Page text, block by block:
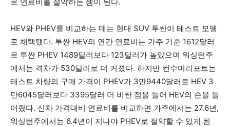
HEV와 PHEV를 비교하는 데는 현대 SUV 투싼이 테스트 모델
로 채택됐다. 투싼 HEV의 연간 연료비는 가주 기준 1612달러
로 투싼 PHEV 1489달러보다 123달러가 높았으며 워싱턴주
에서는 격차가 530달러로 더 커졌다. 하지만 컨수머리포트는
테스트 차량의 구매 가격이 PHEV가 3만9440달러로 HEV 3
만6045달러보다 3395달러 더 비싼 점을 들어 HEV의 손을 들
어줬다. 신차 가격대비 연료비를 비교하면 가주에서는 27.6년,
워싱턴주에서는 6.4년이 지나야 PHEV로 절약할 수 있게 된